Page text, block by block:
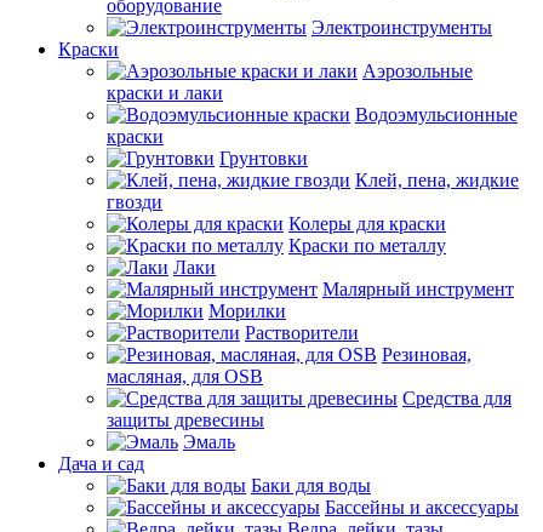
оборудование
Электроинструменты
Краски
Аэрозольные
краски и лаки
Водоэмульсионные
краски
Грунтовки
Клей, пена, жидкие
гвозди
Колеры для краски
Краски по металлу
Лаки
Малярный инструмент
Морилки
Растворители
Резиновая,
масляная, для OSB
Средства для
защиты древесины
Эмаль
Дача и сад
Баки для воды
Бассейны и аксессуары